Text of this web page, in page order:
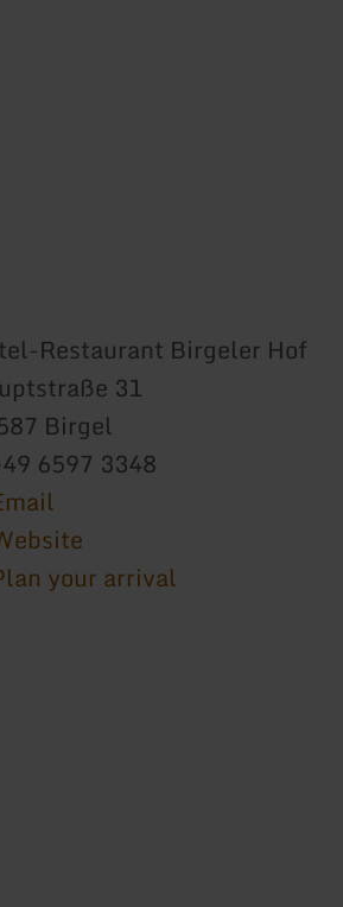
Restaurant Birgeler Hof
31
Birgel
6597 3348
your arrival